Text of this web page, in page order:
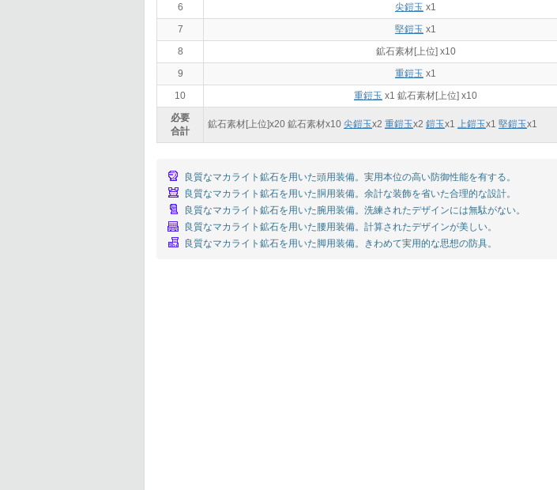
6
尖鎧玉 x1
7
堅鎧玉 x1
8
鉱石素材[上位] x10
9
重鎧玉 x1
10
重鎧玉 x1 鉱石素材[上位] x10
必要
合計
鉱石素材[上位]x20 鉱石素材x10 尖鎧玉x2 重鎧玉x2 鎧玉x1 上鎧玉x1 堅鎧玉x1
良質なマカライト鉱石を用いた頭用装備。実用本位の高い防御性能を有する。
良質なマカライト鉱石を用いた胴用装備。余計な装飾を省いた合理的な設計。
良質なマカライト鉱石を用いた腕用装備。洗練されたデザインには無駄がない。
良質なマカライト鉱石を用いた腰用装備。計算されたデザインが美しい。
良質なマカライト鉱石を用いた脚用装備。きわめて実用的な思想の防具。